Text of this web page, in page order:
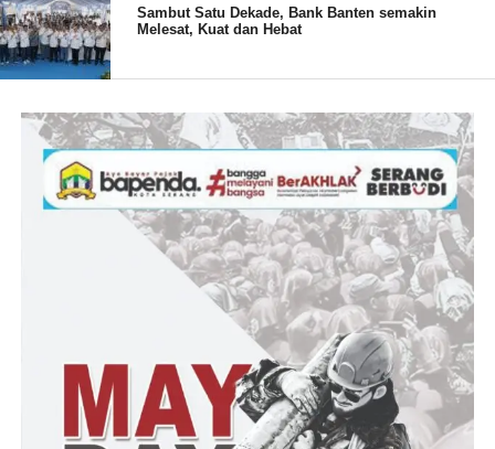
Sementara itu, kenaikan harga garam saat ini membuat para
nelayan yang mengandalkan garam sebagai bahan bakunya
menjadi terpukul, khususnya para pembuat ikan kering dan
pengusaha ikan kering. Karena biaya pembuatan akan semakin
meningkat sementara harga tidak ada perubahan bahkan
cenderung menurun dan lesu akibat cuaca yang saat ini juga
Belum lagi keberadaan dan harga bahan bakar solar kebutuhan
nelayan yang sudah lebih dulu naik di Kecamatan Panimbang
dan sekitarnya.Tidak ada pilihan lain kecuali mengikuti harga
Sambut Satu Dekade, Bank Banten semakin
Melesat, Kuat dan Hebat